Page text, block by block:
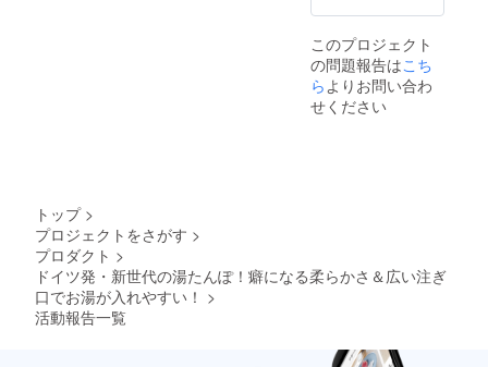
このプロジェクト
の問題報告はこち
らよりお問い合わ
せください
トップ >
プロジェクトをさがす >
プロダクト >
ドイツ発・新世代の湯たんぽ！癖になる柔らかさ＆広い注ぎ
口でお湯が入れやすい！ >
活動報告一覧